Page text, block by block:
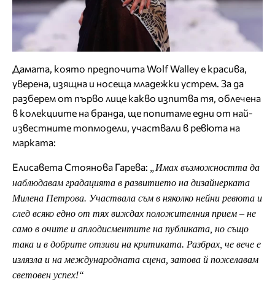
Дамата, която предпочита Wolf Walley е красива,
уверена, изящна и носеща младежки устрем. За да
разберем от първо лице какво изпитва тя, облечена
в колекциите на бранда, ще попитаме едни от най-
известните топмодели, участвали в ревюта на
марката:
Елисавета Стоянова Гарева:
„Имах възможността да
наблюдавам градацията в развитието на дизайнерката
Милена Петрова. Участвала съм в няколко нейни ревюта и
след всяко едно от тях виждах положителния прием – не
само в очите и аплодисментите на публиката, но също
така и в добрите отзиви на критиката. Разбрах, че вече е
излязла и на международната сцена, затова й пожелавам
световен успех!“